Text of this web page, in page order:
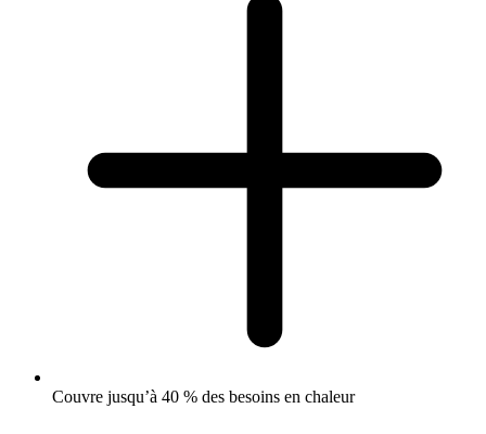
Couvre jusqu’à 40 % des besoins en chaleur